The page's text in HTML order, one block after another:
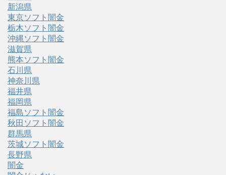
新潟県
東京ソフト闇金
栃木ソフト闇金
沖縄ソフト闇金
滋賀県
熊本ソフト闇金
石川県
神奈川県
福井県
福岡県
福島ソフト闇金
秋田ソフト闇金
群馬県
茨城ソフト闇金
長野県
闇金